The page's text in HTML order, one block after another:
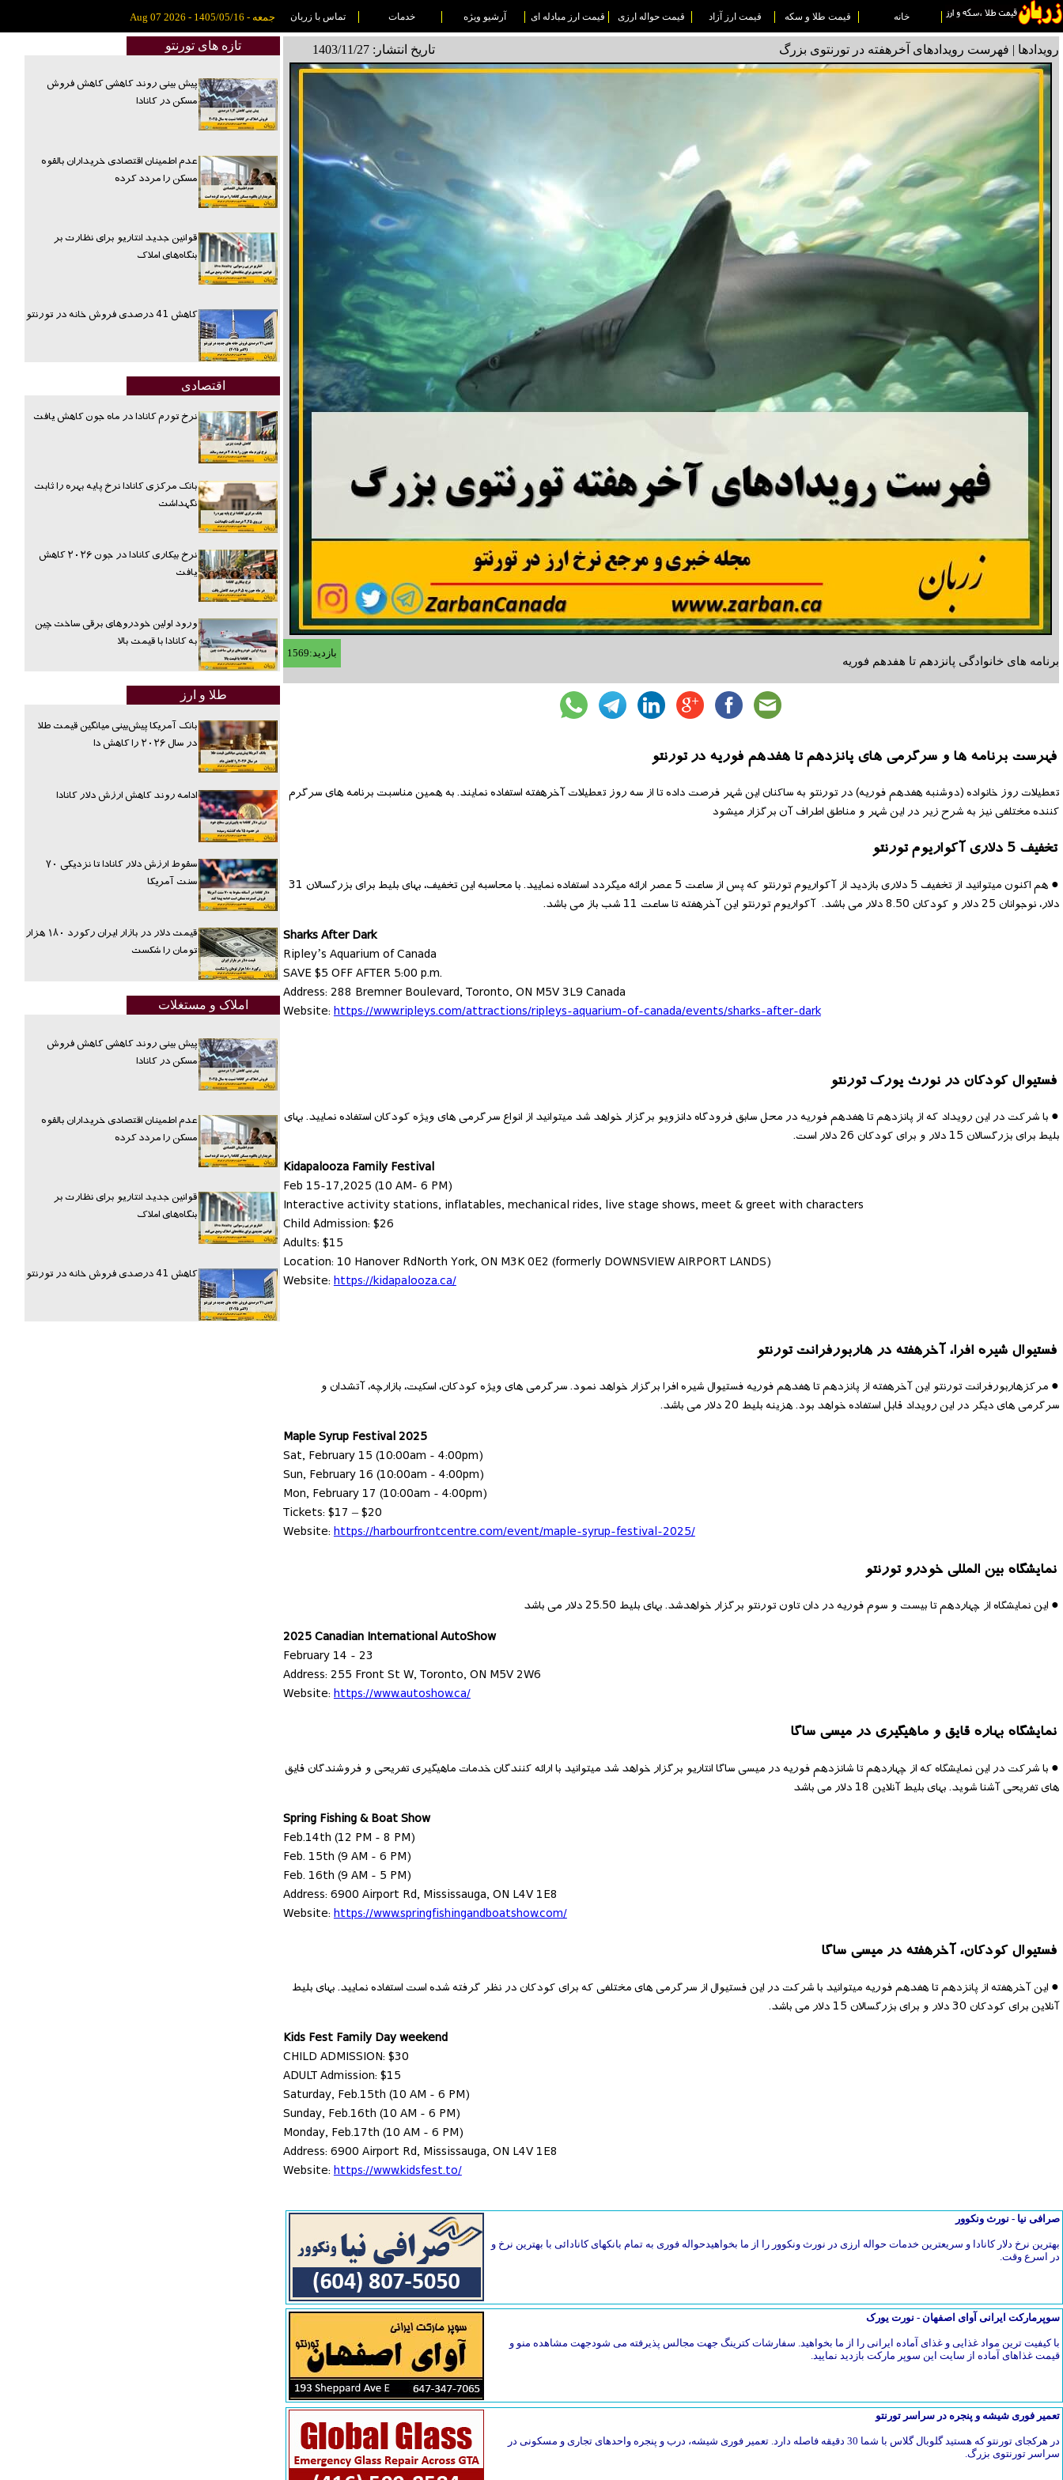
خانه قیمت طلا و سکه قیمت ارز آزاد قیمت حواله ارزی قیمت ارز مبادله ای آرشیو ویژه خدمات تماس با زربان جمعه - 1405/05/16 - Aug 07 2026
رویدادها | فهرست رویدادهای آخرهفته در تورنتوی بزرگ تاریخ انتشار: 1403/11/27
برنامه های خانوادگی پانزدهم تا هفدهم فوریه
بازدید:1569
فهرست برنامه ها و سرگرمی های پانزدهم تا هفدهم فوریه در تورنتو
تعطیلات روز خانواده (دوشنبه هفدهم فوریه) در تورنتو به ساکنان این شهر فرصت داده تا از سه روز تعطیلات آخرهفته استفاده نمایند. به همین مناسبت برنامه های سرگرم
کننده مختلفی نیز به شرح زیر در این شهر و مناطق اطراف آن برگزار میشود
تخفیف 5 دلاری آکواریوم تورنتو
● هم اکنون میتوانید از تخفیف 5 دلاری بازدید از آکواریوم تورنتو که پس از ساعت 5 عصر ارائه میگردد استفاده نمایید. با محاسبه این تخفیف، بهای بلیط برای بزرگسالان 31
دلار، نوجوانان 25 دلار و کودکان 8.50 دلار می باشد. آکواریوم تورنتو این آخرهفته تا ساعت 11 شب باز می باشد.
Sharks After Dark
Ripley’s Aquarium of Canada
SAVE $5 OFF AFTER 5:00 p.m.
Address: 288 Bremner Boulevard, Toronto, ON M5V 3L9 Canada
Website:https://www.ripleys.com/attractions/ripleys-aquarium-of-canada/events/sharks-after-dark
فستیوال کودکان در نورث یورک تورنتو
● با شرکت در این رویداد که از پانزدهم تا هفدهم فوریه در محل سابق فرودگاه دانزویو برگزار خواهد شد میتوانید از انواع سرگرمی های ویژه کودکان استفاده نمایید. بهای
بلیط برای بزرگسالان 15 دلار و برای کودکان 26 دلار است.
Kidapalooza Family Festival
Feb 15-17,2025 (10 AM- 6 PM)
Interactive activity stations, inflatables, mechanical rides, live stage shows, meet & greet with characters
Child Admission: $26
Adults: $15
Location: 10 Hanover RdNorth York, ON M3K 0E2 (formerly DOWNSVIEW AIRPORT LANDS)
Website:https://kidapalooza.ca/
فستیوال شیره افرا، آخرهفته در هاربورفرانت تورنتو
● مرکزهاربورفرانت تورنتو این آخرهفته از پانزدهم تا هفدهم فوریه فستیوال شیره افرا برگزار خواهد نمود. سرگرمی های ویژه کودکان، اسکیت، بازارچه، آتشدان و
سرگرمی های دیگر در این رویداد قابل استفاده خواهد بود. هزینه بلیط 20 دلار می باشد.
Maple Syrup Festival 2025
Sat, February 15 (10:00am - 4:00pm)
Sun, February 16 (10:00am - 4:00pm)
Mon, February 17 (10:00am - 4:00pm)
Tickets: $17 – $20
Website:https://harbourfrontcentre.com/event/maple-syrup-festival-2025/
نمایشگاه بین المللی خودرو تورنتو
● این نمایشگاه از چهاردهم تا بیست و سوم فوریه در دان تاون تورنتو برگزار خواهدشد. بهای بلیط 25.50 دلار می باشد
2025 Canadian International AutoShow
February 14 - 23
Address: 255 Front St W, Toronto, ON M5V 2W6
Website:https://www.autoshow.ca/
نمایشگاه بهاره قایق و ماهیگیری در میسی ساگا
● با شرکت در این نمایشگاه که از چهاردهم تا شانزدهم فوریه در میسی ساگا انتاریو برگزار خواهد شد میتوانید با ارائه کنندگان خدمات ماهیگیری تفریحی و فروشندگان قایق
های تفریحی آشنا شوید. بهای بلیط آنلاین 18 دلار می باشد
Spring Fishing & Boat Show
Feb.14th (12 PM - 8 PM)
Feb. 15th (9 AM - 6 PM)
Feb. 16th (9 AM - 5 PM)
Address: 6900 Airport Rd, Mississauga, ON L4V 1E8
Website:https://www.springfishingandboatshow.com/
فستیوال کودکان، آخرهفته در میسی ساگا
● این آخرهفته از پانزدهم تا هفدهم فوریه میتوانید با شرکت در این فستیوال از سرگرمی های مختلفی که برای کودکان در نظر گرفته شده است استفاده نمایید. بهای بلیط
آنلاین برای کودکان 30 دلار و برای بزرگسالان 15 دلار می باشد.
Kids Fest Family Day weekend
CHILD ADMISSION: $30
ADULT Admission: $15
Saturday, Feb.15th (10 AM - 6 PM)
Sunday, Feb.16th (10 AM - 6 PM)
Monday, Feb.17th (10 AM - 6 PM)
Address: 6900 Airport Rd, Mississauga, ON L4V 1E8
Website:https://www.kidsfest.to/
صرافی نیا - نورث ونکوور
بهترین نرخ دلار کانادا و سریعترین خدمات حواله ارزی در نورث ونکوور را از ما بخواهیدحواله فوری به تمام بانکهای کانادائی با بهترین نرخ و
در اسرع وقت.
سوپرمارکت ایرانی آوای اصفهان - نورت یورک
با کیفیت ترین مواد غذایی و غذای آماده ایرانی را از ما بخواهید. سفارشات کترینگ جهت مجالس پذیرفته می شودجهت مشاهده منو و
قیمت غذاهای آماده از سایت این سوپر مارکت بازدید نمایید.
تعمیر فوری شیشه و پنجره در سراسر تورنتو
در هرکجای تورنتو که هستید گلوبال گلاس با شما 30 دقیقه فاصله دارد. تعمیر فوری شیشه، درب و پنجره واحدهای تجاری و مسکونی در
سراسر تورنتوی بزرگ.
تازه های تورنتو
پیش بینی روند کاهشی کاهش فروش
مسکن در کانادا
عدم اطمینان اقتصادی خریداران بالقوه
مسکن را مردد کرده
قوانین جدید انتاریو برای نظارت بر
بنگاه‌های املاک
کاهش 41 درصدی فروش خانه در تورنتو
اقتصادی
نرخ تورم کانادا در ماه جون کاهش یافت
بانک مرکزی کانادا نرخ پایه بهره را ثابت
نگهداشت
نرخ بیکاری کانادا در جون ۲۰۲۶ کاهش
یافت
ورود اولین خودروهای برقی ساخت چین
به کانادا با قیمت بالا
طلا و ارز
بانک آمریکا پیش‌بینی میانگین قیمت طلا
در سال ۲۰۲۶ را کاهش دا
ادامه روند کاهش ارزش دلار کانادا
سقوط ارزش دلار کانادا تا نزدیکی ۷۰
سنت آمریکا
قیمت دلار در بازار ایران رکورد ۱۸۰ هزار
تومان را شکست
املاک و مستغلات
پیش بینی روند کاهشی کاهش فروش
مسکن در کانادا
عدم اطمینان اقتصادی خریداران بالقوه
مسکن را مردد کرده
قوانین جدید انتاریو برای نظارت بر
بنگاه‌های املاک
کاهش 41 درصدی فروش خانه در تورنتو